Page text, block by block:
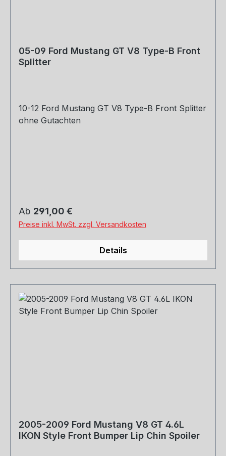
05-09 Ford Mustang GT V8 Type-B Front
Splitter
10-12 Ford Mustang GT V8 Type-B Front Splitter
ohne Gutachten
Regulärer Preis:
Ab 291,00 €
Preise inkl. MwSt. zzgl. Versandkosten
Details
2005-2009 Ford Mustang V8 GT 4.6L
IKON Style Front Bumper Lip Chin Spoiler